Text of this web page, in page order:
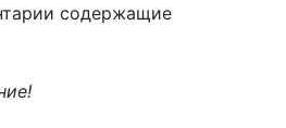
содержащие